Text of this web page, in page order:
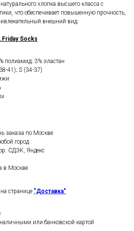
хлопка высшего класса с
что обеспечивает повышенную прочность,
внешний вид.
Socks
полиамид; 3% эластан
41); S (34-37)
заказа по Москве
город
СДЭК, Яндекс
в Москве
странице "Доставка"
или банковской картой